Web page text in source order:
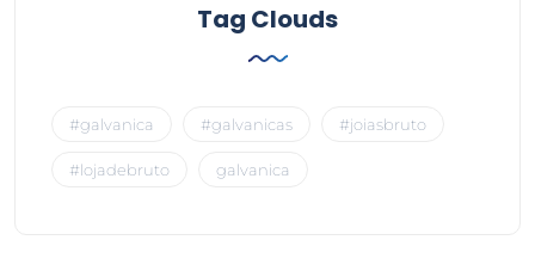
Tag Clouds
#galvanica #galvanicas #joiasbruto
#lojadebruto galvanica